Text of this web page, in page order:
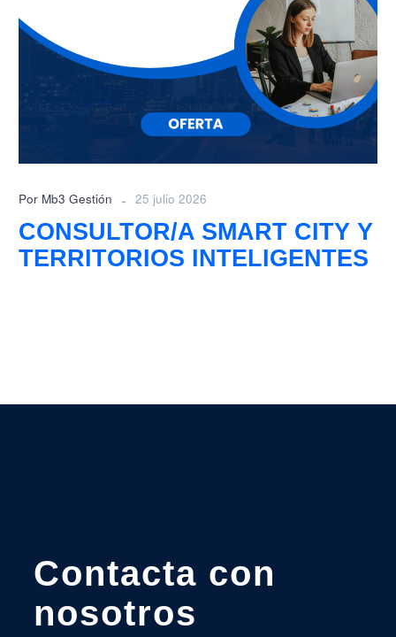
Por Mb3 Gestión - 25 julio 2026
CONSULTOR/A SMART CITY Y
TERRITORIOS INTELIGENTES
Contacta con
nosotros